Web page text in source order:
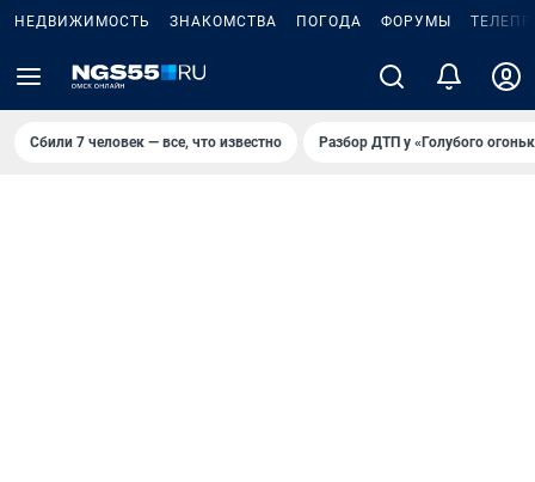
НЕДВИЖИМОСТЬ ЗНАКОМСТВА ПОГОДА ФОРУМЫ
Сбили 7 человек — все, что известно Разбор ДТП у «Голубого